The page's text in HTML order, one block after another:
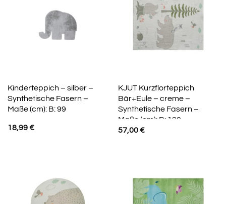
Kinderteppich – silber –
Synthetische Fasern –
Maße (cm): B: 99
18,99€
KJUT Kurzflorteppich
Bär+Eule – creme –
Synthetische Fasern –
Maße (cm): B: 120
57,00€